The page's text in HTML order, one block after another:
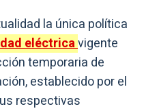
la única política
eléctricavigente
temporaria de
establecido por el
respectivas